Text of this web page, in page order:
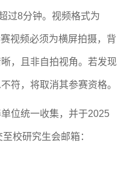
过8分钟。视频格式为
视频必须为横屏拍摄，背
，且非自拍视角。若发现
符，将取消其参赛资格。
位统一收集，并于2025
校研究生会邮箱：